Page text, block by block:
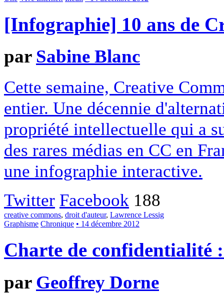
[Infographie] 10 ans de
par Sabine Blanc
Cette semaine, Creative
entier. Une décennie
propriété intellectuelle qui a
des rares médias en CC en
une infographie interactive.
Twitter Facebook 188
creative commons, droit d'auteur, Lawrence Lessig
Graphisme Chronique • 14 décembre 2012
Charte de confidentialité
par Geoffrey Dorne